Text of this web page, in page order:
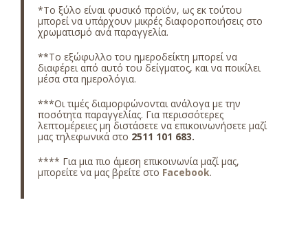
*Το ξύλο είναι φυσικό προϊόν, ως εκ τούτου
μπορεί να υπάρχουν μικρές διαφοροποιήσεις στο
χρωματισμό ανά παραγγελία.
**Το εξώφυλλο του ημεροδείκτη μπορεί να
διαφέρει από αυτό του δείγματος, και να ποικίλει
μέσα στα ημερολόγια.
***Οι τιμές διαμορφώνονται ανάλογα με την
ποσότητα παραγγελίας. Για περισσότερες
λεπτομέρειες μη διστάσετε να επικοινωνήσετε μαζί
μας τηλεφωνικά στο 2511 101 683.
**** Για μια πιο άμεση επικοινωνία μαζί μας,
μπορείτε να μας βρείτε στο Facebook.